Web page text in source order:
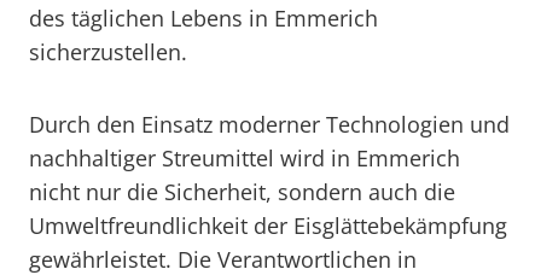
des täglichen Lebens in Emmerich
sicherzustellen.
Durch den Einsatz moderner Technologien und
nachhaltiger Streumittel wird in Emmerich
nicht nur die Sicherheit, sondern auch die
Umweltfreundlichkeit der Eisglättebekämpfung
gewährleistet. Die Verantwortlichen in